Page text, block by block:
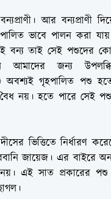
আর বন্যপ্রাণী
ভাবে পালন করা
বন্য তাই সেই পশুদের
আমাদের জন্য
অবশ্যই গৃহপালিত পশু
নয়। হতে পারে সেই
ভিত্তিতে নির্ধারণ
জায়েজ। এর বাইরে
এই সাত প্রকারের